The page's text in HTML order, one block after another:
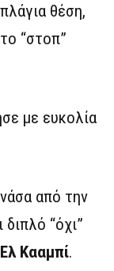
θέση,
“στοπ”
με ευκολία
από την
διπλό “όχι”
Ελ Κααμπί.